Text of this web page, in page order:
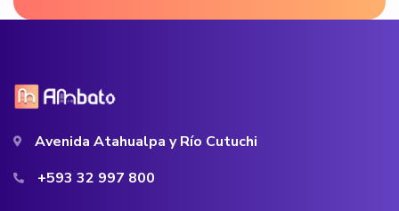
Avenida Atahualpa y Río Cutuchi
+593 32 997 800